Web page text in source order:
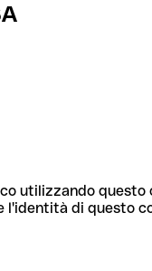
utilizzando questo
l'identità di questo